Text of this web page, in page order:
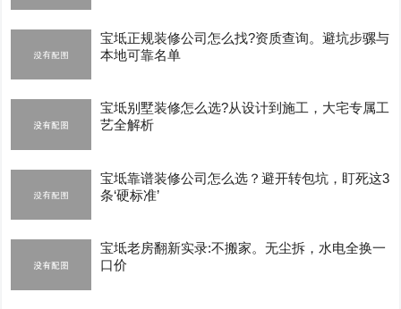
宝坻正规装修公司怎么找?资质查询。避坑步骡与
本地可靠名单
宝坻别墅装修怎么选?从设计到施工，大宅专属工
艺全解析
宝坻靠谱装修公司怎么选？避开转包坑，盯死这3
条‘硬标准’
宝坻老房翻新实录:不搬家。无尘拆，水电全换一
口价